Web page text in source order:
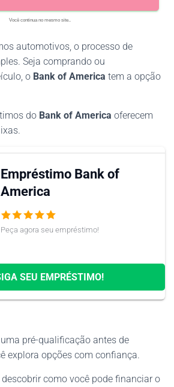
Você continua no mesmo site..
automotivos, o processo de
Seja comprando ou
o Bank of America tem a opção
do Bank of America oferecem
Empréstimo Bank of
America
Peça agora seu empréstimo!
SEU EMPRÉSTIMO!
pré-qualificação antes de
explora opções com confiança.
como você pode financiar o